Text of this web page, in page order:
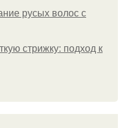
русых волос с
стрижку: подход к